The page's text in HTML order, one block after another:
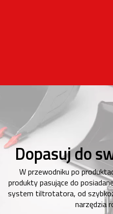
Dopasuj do
W przewodniku po
produkty pasujące do
system tiltrotatora, od
narzędzia